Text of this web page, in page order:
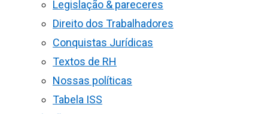
Legislação & pareceres
Direito dos Trabalhadores
Conquistas Jurídicas
Textos de RH
Nossas políticas
Tabela ISS